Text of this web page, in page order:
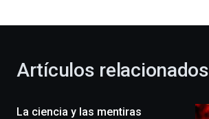
celebración
novena
Artículos relacionados
La ciencia y las mentiras